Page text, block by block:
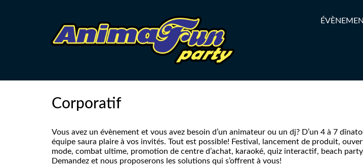
Corporatif
Vous avez un évènement et vous avez besoin d’un animateur ou un dj? D’un 4 à 7
équipe saura plaire à vos invités. Tout est possible! Festival, lancement de produit,
mode, combat ultime, promotion de centre d’achat, karaoké, quiz interactif, beach
Demandez et nous proposerons les solutions qui s’offrent à vous!